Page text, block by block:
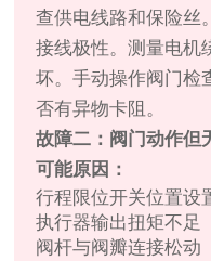
查供电线路和保险丝
接线极性。测量电机
坏。手动操作阀门检
否有异物卡阻。
故障二：阀门动作但
可能原因：
行程限位开关位置设
执行器输出扭矩不足
阀杆与阀瓣连接松动